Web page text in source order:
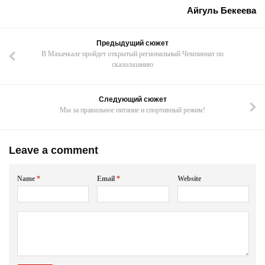
Айгуль Бекеева
Предыдущий сюжет
В Махачкале пройдет открытый региональный Чемпионат по
скалолазанию
Следующий сюжет
Мы за правильное питание и спортивный режим!
Leave a comment
Name * Email* Website